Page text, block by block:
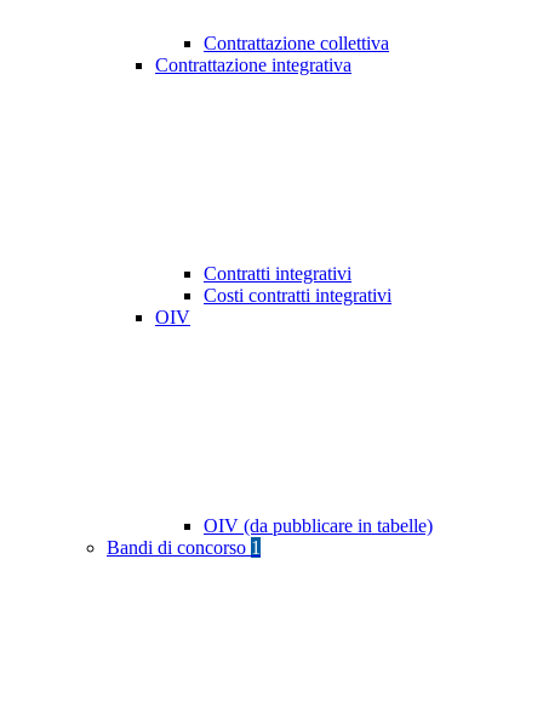
Contrattazione collettiva
Contrattazione integrativa
Contratti integrativi
Costi contratti integrativi
OIV
OIV (da pubblicare in tabelle)
Bandi di concorso 1